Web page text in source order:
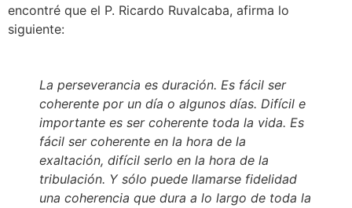
encontré que el P. Ricardo Ruvalcaba, afirma lo
siguiente:
La perseverancia es duración. Es fácil ser
coherente por un día o algunos días. Difícil e
importante es ser coherente toda la vida. Es
fácil ser coherente en la hora de la
exaltación, difícil serlo en la hora de la
tribulación. Y sólo puede llamarse fidelidad
una coherencia que dura a lo largo de toda la